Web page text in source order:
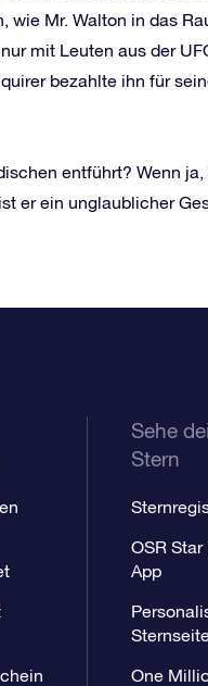
wie Mr. Walton in das
mit Leuten aus der
bezahlte ihn für
entführt? Wenn
er ein unglaublicher
Sehe
Stern
OSR Star
App
One